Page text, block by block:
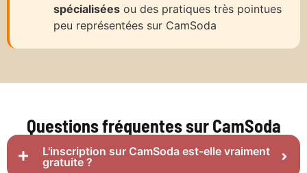
spécialisées ou des pratiques très pointues
peu représentées sur CamSoda
Questions fréquentes sur CamSoda
L'inscription sur CamSoda est-elle vraiment
gratuite ?